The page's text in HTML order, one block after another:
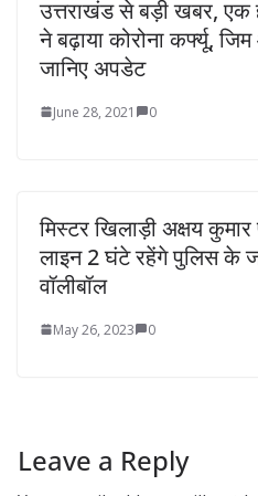
उत्तराखंड से बड़ी खबर,
ने बढ़ाया कोरोना कर्फ्यू,
जानिए अपडेट
June 28, 2021 0
मिस्टर खिलाड़ी अक्षय
लाइन 2 घंटे रहेंगे पुलिस के
वॉलीबॉल
May 26, 2023 0
Leave a Reply